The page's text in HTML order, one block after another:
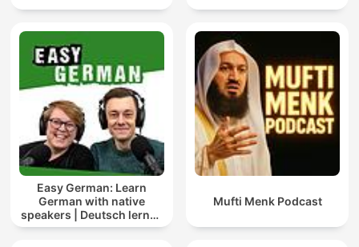
Easy German: Learn
German with native
speakers | Deutsch lernen
mit Muttersprachlern
Mufti Menk Podcast